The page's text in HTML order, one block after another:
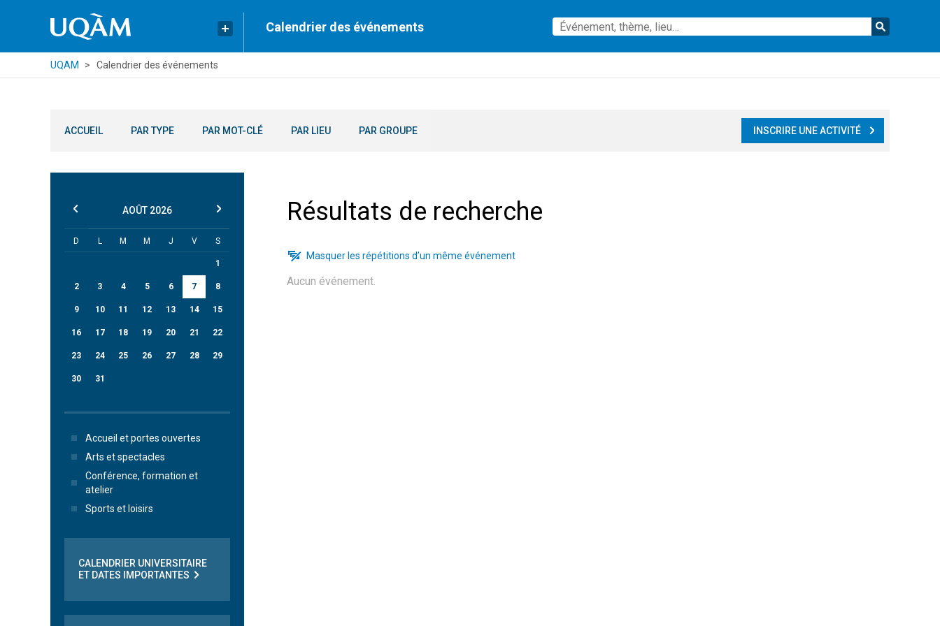
Calendrier des événements
UQAM Calendrier des événements
ACCUEIL PAR TYPE PAR MOT-CLÉ PAR LIEU PAR GROUPE INSCRIRE UNE ACTIVITÉ
Résultats de recherche
Masquer les répétitions d’un même événement
Aucun événement.
AOÛT 2026
D L M M J V S
1
2 3 4 5 6 7 8
9 10 11 12 13 14 15
16 17 18 19 20 21 22
23 24 25 26 27 28 29
30 31
Accueil et portes ouvertes
Arts et spectacles
Conférence, formation et
atelier
Sports et loisirs
CALENDRIER UNIVERSITAIRE
ET DATES IMPORTANTES